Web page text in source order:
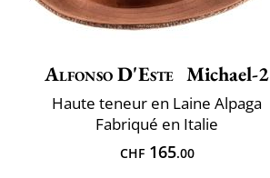
Alfonso D'Este Michael-2
Haute teneur en Laine Alpaga
Fabriqué en Italie
CHF165.00